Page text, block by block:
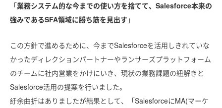
「業務システム的な今までの使い方を捨てて、Salesforce本来の
強みであるSFA領域に勝ち筋を見出す 」
この方針で進めるために、今までSalesforceを活用しきれていな
かったディレクションパートナーやランサーズプラットフォーム
のチームに社内営業をかけにいき、現状の業務課題の紐解きと
Salesforce活用の提案を行いました。
紆余曲折はありましたが結果として、「SalesforceにMA(マーケ